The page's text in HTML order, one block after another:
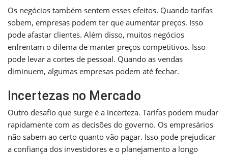
Os negócios também sentem esses efeitos. Quando tarifas
sobem, empresas podem ter que aumentar preços. Isso
pode afastar clientes. Além disso, muitos negócios
enfrentam o dilema de manter preços competitivos. Isso
pode levar a cortes de pessoal. Quando as vendas
diminuem, algumas empresas podem até fechar.
Incertezas no Mercado
Outro desafio que surge é a incerteza. Tarifas podem mudar
rapidamente com as decisões do governo. Os empresários
não sabem ao certo quanto vão pagar. Isso pode prejudicar
a confiança dos investidores e o planejamento a longo